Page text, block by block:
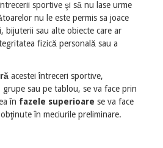
sportive şi să nu lase urme
nu le este permis sa joace
bijuterii sau alte obiecte care ar
fizică personală sau a
acestei întreceri sportive,
sau pe tablou, se va face prin
în fazele superioare se va face
în meciurile preliminare.